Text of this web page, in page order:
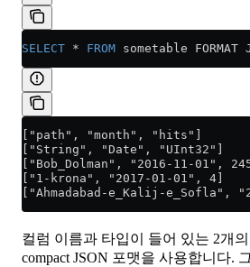
SELECT * FROM sometable FORMAT
["path", "month", "hits"]
["String", "Date", "UInt32"]
["Bob_Dolman", "2016-11-01",
["1-krona", "2017-01-01", 4]
["Ahmadabad-e_Kalij-e_Sofla",
컬럼 이름과 타입이 들어 있는 2개
compact JSON 포맷을 사용합니다.